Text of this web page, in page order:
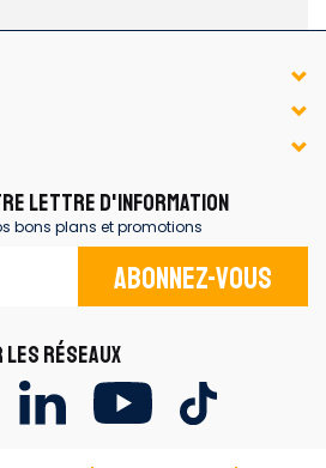
LETTRE D'INFORMATION
bons plans et promotions
Abonnez-vous
RÉSEAUX